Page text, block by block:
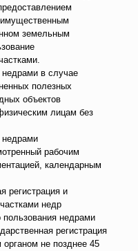
земельным
недрами в случае
полезных
объектов
лицам без
недрами
рабочим
календарным
регистрация и
недр
недрами
регистрация
не позднее 45